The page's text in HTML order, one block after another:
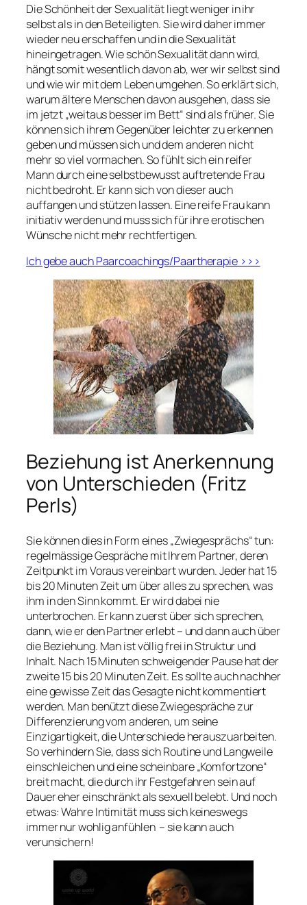
Die Schönheit der Sexualität liegt weniger in ihr
selbst als in den Beteiligten. Sie wird daher immer
wieder neu erschaffen und in die Sexualität
hineingetragen. Wie schön Sexualität dann wird,
hängt somit wesentlich davon ab, wer wir selbst sind
und wie wir mit dem Leben umgehen. So erklärt sich,
warum ältere Menschen davon ausgehen, dass sie
im jetzt „weitaus besser im Bett“ sind als früher. Sie
können sich ihrem Gegenüber leichter zu erkennen
geben und müssen sich und dem anderen nicht
mehr so viel vormachen. So fühlt sich ein reifer
Mann durch eine selbstbewusst auftretende Frau
nicht bedroht. Er kann sich von dieser auch
auffangen und stützen lassen. Eine reife Frau kann
initiativ werden und muss sich für ihre erotischen
Wünsche nicht mehr rechtfertigen.
Ich gebe auch Paarcoachings/Paartherapie >>>
Beziehung ist Anerkennung
von Unterschieden (Fritz
Perls)
Sie können dies in Form eines „Zwiegesprächs“ tun:
regelmässigeGespräche mit Ihrem Partner, deren
Zeitpunkt im Voraus vereinbart wurden. Jeder hat 15
bis 20 Minuten Zeit um über alles zu sprechen, was
ihm in den Sinn kommt. Er wird dabei nie
unterbrochen. Er kann zuerst über sich sprechen,
dann, wie er den Partner erlebt – und dann auch über
die Beziehung. Man ist völlig frei in Struktur und
Inhalt. Nach 15 Minuten schweigender Pause hat der
zweite 15 bis 20 Minuten Zeit. Es sollte auch nachher
eine gewisse Zeit das Gesagte nicht kommentiert
werden. Man benützt diese Zwiegespräche zur
Differenzierung vom anderen, um seine
Einzigartigkeit, die Unterschiede herauszuarbeiten.
So verhindern Sie, dass sich Routine und Langweile
einschleichen und eine scheinbare „Komfortzone“
breit macht, die durch ihr Festgefahren sein auf
Dauer eher einschränkt als sexuell belebt. Und noch
etwas: Wahre Intimität muss sich keineswegs
immer nur wohlig anfühlen – sie kann auch
verunsichern!